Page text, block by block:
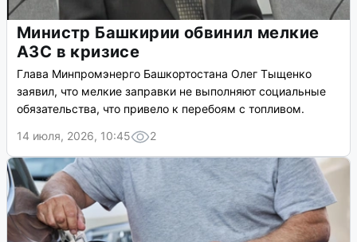
Министр Башкирии обвинил мелкие
АЗС в кризисе
Глава Минпромэнерго Башкортостана Олег Тыщенко
заявил, что мелкие заправки не выполняют социальные
обязательства, что привело к перебоям с топливом.
14 июля, 2026, 10:45
2